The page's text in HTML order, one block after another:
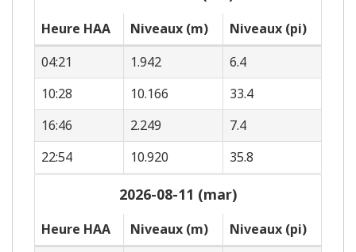
Heure HAA Niveaux (m)
Niveaux (pi)
04:21
1.942
6.4
10:28
10.166
33.4
16:46
2.249
7.4
22:54
10.920 35.8
2026-08-11 (mar)
Heure HAA Niveaux (m)
Niveaux (pi)